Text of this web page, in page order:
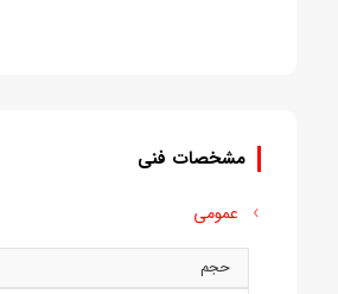
مشخصات فنی
عمومی
حجم